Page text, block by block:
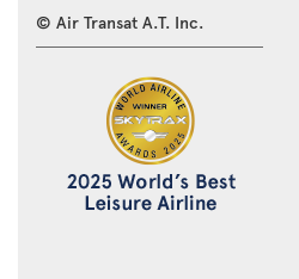
© Air Transat A.T. Inc.